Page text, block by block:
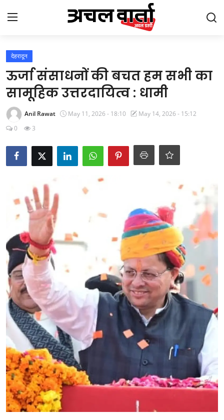
Gallery
उत्तराखंड
बिहार
छत्तीसगढ़
मध्य प्रदेश
दिल्ली
राजस्थान
हरियाणा
पंजाब
देश
विदेश
बिजनेस
देहरादून
ऊर्जा संसाधनों की बचत हम सभी का
सामूहिक उत्तरदायित्व : धामी
Anil Rawat May 11, 2026 - 18:10
May 14, 2026 - 15:12
0
3